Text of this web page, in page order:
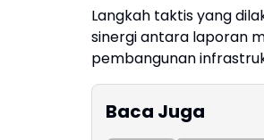
Langkah taktis yang
sinergi antara laporan
pembangunan
Baca Juga